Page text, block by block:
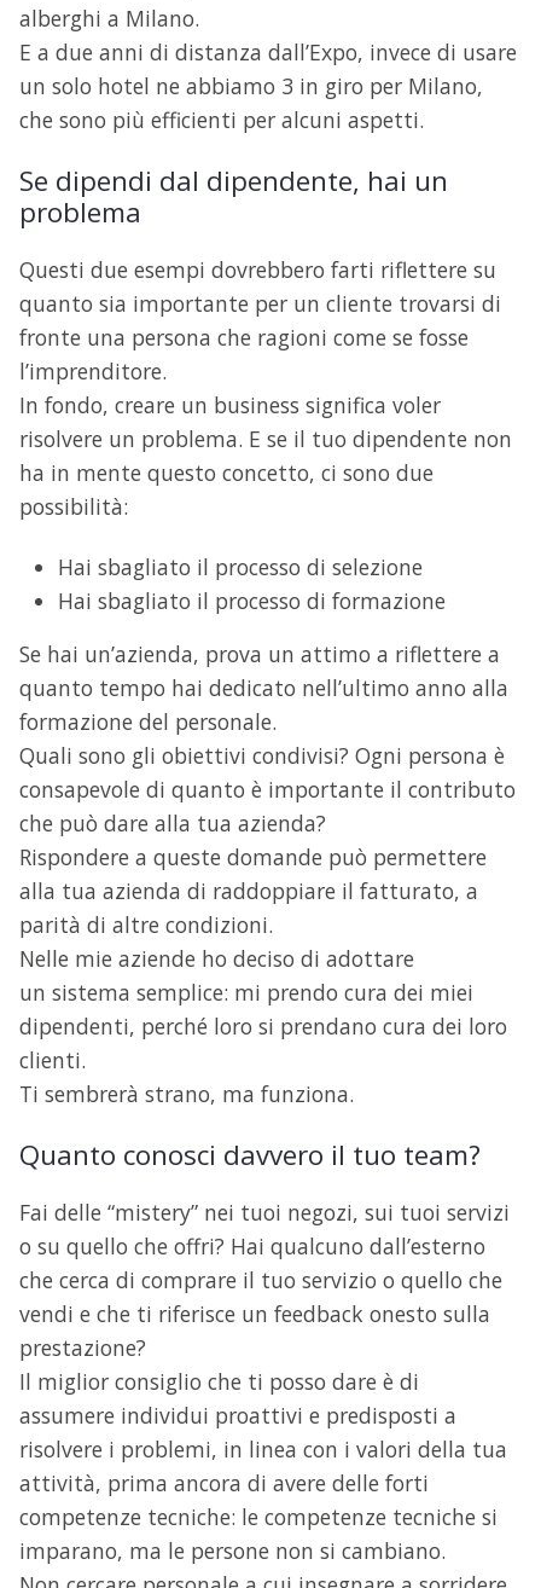
alberghi a Milano.
E a due anni di distanza dall’Expo, invece di usare
un solo hotel ne abbiamo 3 in giro per Milano,
che sono più efficienti per alcuni aspetti.
Se dipendi dal dipendente, hai un
problema
Questi due esempi dovrebbero farti riflettere su
quanto sia importante per un cliente trovarsi di
fronte una persona che ragioni come se fosse
l’imprenditore.
In fondo, creare un business significa voler
risolvere un problema. E se il tuo dipendente non
ha in mente questo concetto, ci sono due
possibilità:
Hai sbagliato il processo di selezione
Hai sbagliato il processo di formazione
Se hai un’azienda, prova un attimo a riflettere a
quanto tempo hai dedicato nell’ultimo anno alla
formazione del personale.
Quali sono gli obiettivi condivisi? Ogni persona è
consapevole di quanto è importante il contributo
che può dare alla tua azienda?
Rispondere a queste domande può permettere
alla tua azienda di raddoppiare il fatturato, a
parità di altre condizioni.
Nelle mie aziende ho deciso di adottare
un sistema semplice: mi prendo cura dei miei
dipendenti, perché loro si prendano cura dei loro
clienti.
Ti sembrerà strano, ma funziona.
Quanto conosci davvero il tuo team?
Fai delle “mistery” nei tuoi negozi, sui tuoi servizi
o su quello che offri? Hai qualcuno dall’esterno
che cerca di comprare il tuo servizio o quello che
vendi e che ti riferisce un feedback onesto sulla
prestazione?
Il miglior consiglio che ti posso dare è di
assumere individui proattivi e predisposti a
risolvere i problemi, in linea con i valori della tua
attività, prima ancora di avere delle forti
competenze tecniche: le competenze tecniche si
imparano, ma le persone non si cambiano.